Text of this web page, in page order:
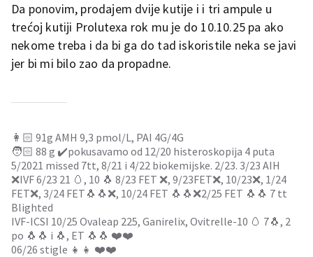
Da ponovim, prodajem dvije kutije i i tri ampule u
trećoj kutiji Prolutexa rok mu je do 10.10.25 pa ako
nekome treba i da bi ga do tad iskoristile neka se javi
jer bi mi bilo zao da propadne.
👩🏻 91g AMH 9,3 pmol/L, PAI 4G/4G
🧑🏻 88 g ✔️pokusavamo od 12/20 histeroskopija 4 puta
5/2021 missed 7tt, 8/21 i 4/22 biokemijske. 2/23. 3/23 AIH
❌IVF 6/23 21 🥚, 10 🐧 8/23 FET ❌, 9/23FET❌, 10/23❌, 1/24
FET❌, 3/24 FET🐧🐧❌, 10/24 FET 🐧🐧❌2/25 FET 🐧🐧 7 tt
Blighted
IVF-ICSI 10/25 Ovaleap 225, Ganirelix, Ovitrelle-10 🥚 7🐧, 2
po 🐧🐧 i 🐧, ET 🐧🐧 ❤️❤️
06/26 stigle 👧👧 ❤️❤️